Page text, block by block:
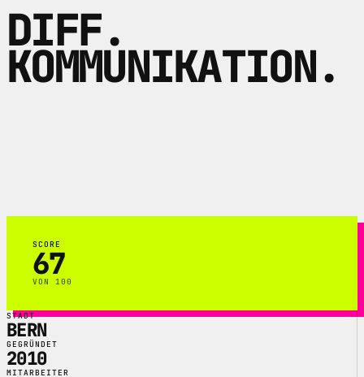
DIFF.
KOMMUNIKATION.
SCORE
67
VON 100
STADT
BERN
GEGRÜNDET
2010
MITARBEITER